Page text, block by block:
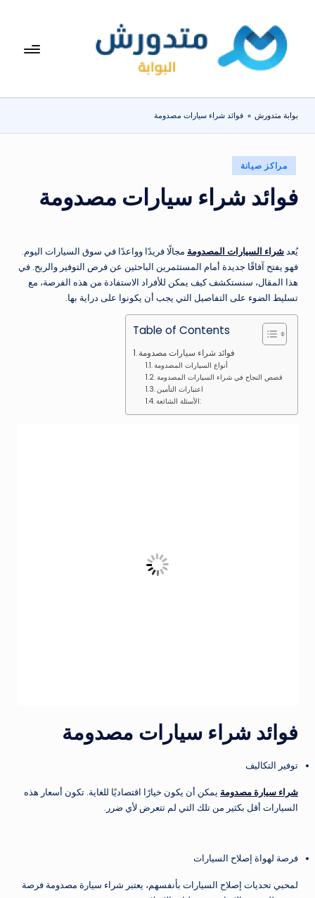
المحتوىبوا
مت
دو
ر
ش
تعرف
المنزلية
يومياً
بوابة متدورش » فوائد شراء سيارات مصدومة
في
مراكز صيانة
فوائد شراء سيارات مصدومة
يُعدشراء السيارات المصدومة مجالًا فريدًا وواعدًا في سوق السيارات اليوم.
فهو يفتح آفاقًا جديدة أمام المستثمرين الباحثين عن فرص التوفير والربح. في
هذا المقال، سنستكشف كيف يمكن للأفراد الاستفادة من هذه الفرصة، مع
تسليط الضوء على التفاصيل التي يجب أن يكونوا على دراية بها.
Table of Contents
فوائد شراء سيارات مصدومة
أنواع السيارات المصدومة
قصص النجاح في شراء السيارات المصدومة
اعتبارات التأمين
الأسئلة الشائعة:
فوائد شراء سيارات مصدومة
توفير التكاليف
شراء سيارة مصدومة يمكن أن يكون خيارًا اقتصاديًا للغاية. تكون أسعار هذه
السيارات أقل بكثير من تلك التي لم تتعرض لأي ضرر.
فرصة لهواة إصلاح السيارات
لمحبي تحديات إصلاح السيارات بأنفسهم، يعتبر شراء سيارة مصدومة فرصة